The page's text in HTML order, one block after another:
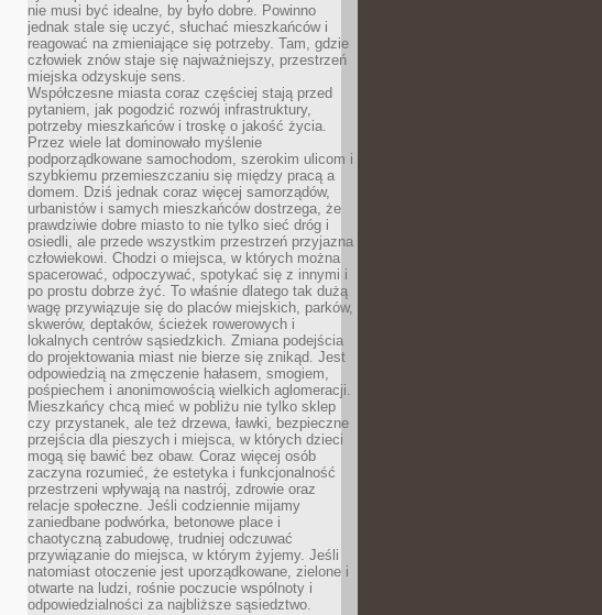
nie musi być idealne, by było dobre. Powinno
jednak stale się uczyć, słuchać mieszkańców i
reagować na zmieniające się potrzeby. Tam, gdzie
człowiek znów staje się najważniejszy, przestrzeń
miejska odzyskuje sens.
Współczesne miasta coraz częściej stają przed
pytaniem, jak pogodzić rozwój infrastruktury,
potrzeby mieszkańców i troskę o jakość życia.
Przez wiele lat dominowało myślenie
podporządkowane samochodom, szerokim ulicom i
szybkiemu przemieszczaniu się między pracą a
domem. Dziś jednak coraz więcej samorządów,
urbanistów i samych mieszkańców dostrzega, że
prawdziwie dobre miasto to nie tylko sieć dróg i
osiedli, ale przede wszystkim przestrzeń przyjazna
człowiekowi. Chodzi o miejsca, w których można
spacerować, odpoczywać, spotykać się z innymi i
po prostu dobrze żyć. To właśnie dlatego tak dużą
wagę przywiązuje się do placów miejskich, parków,
skwerów, deptaków, ścieżek rowerowych i
lokalnych centrów sąsiedzkich. Zmiana podejścia
do projektowania miast nie bierze się znikąd. Jest
odpowiedzią na zmęczenie hałasem, smogiem,
pośpiechem i anonimowością wielkich aglomeracji.
Mieszkańcy chcą mieć w pobliżu nie tylko sklep
czy przystanek, ale też drzewa, ławki, bezpieczne
przejścia dla pieszych i miejsca, w których dzieci
mogą się bawić bez obaw. Coraz więcej osób
zaczyna rozumieć, że estetyka i funkcjonalność
przestrzeni wpływają na nastrój, zdrowie oraz
relacje społeczne. Jeśli codziennie mijamy
zaniedbane podwórka, betonowe place i
chaotyczną zabudowę, trudniej odczuwać
przywiązanie do miejsca, w którym żyjemy. Jeśli
natomiast otoczenie jest uporządkowane, zielone i
otwarte na ludzi, rośnie poczucie wspólnoty i
odpowiedzialności za najbliższe sąsiedztwo.